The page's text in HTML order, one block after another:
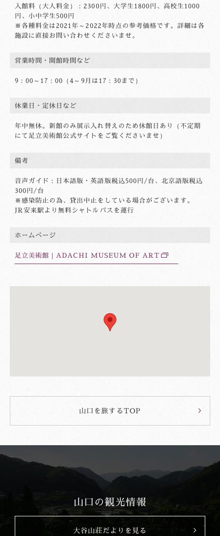
入館料（大人料金）：2300円、大学生1800円、高校生1000
円、小中学生500円
※各種料金は2021年～2022年時点の参考価格です。詳細は各
施設に直接お問い合わせくださいませ。
営業時間・開館時間など
9：00～17：00（4～9月は17：30まで）
休業日・定休日など
年中無休。新館のみ展示入れ替えのため休館日あり（不定期
にて足立美術館公式サイトをご覧くださいませ）
備考
音声ガイド：日本語版・英語版税込500円/台、北京語版税込
300円/台
※感染防止の為、貸出中止をしている場合がございます。
JR安来駅より無料シャトルバスを運行
ホームページ
足立美術館｜ADACHI MUSEUM OF ART 別
ウ
山口を旅するTOP
山口の観光情報
大谷山荘だよりを見る